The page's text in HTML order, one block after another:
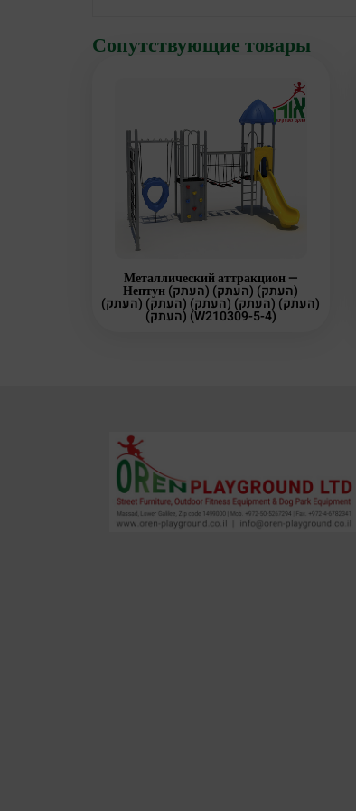
Сопутствующие товары
Металлический аттракцион —
Нептун (העתק) (העתק) (העתק)
(העתק) (העתק) (העתק) (העתק) (העתק)
(העתק) (W210309-5-4)